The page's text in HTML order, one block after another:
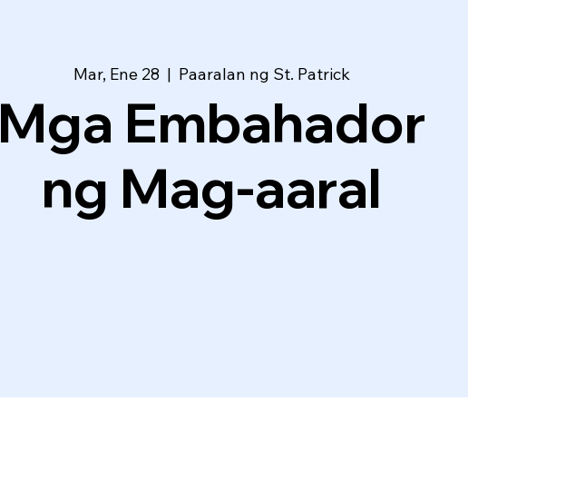
Mar, Ene 28
  |
Paaralan ng St. Patrick
Mga Embahador
ng Mag-aaral